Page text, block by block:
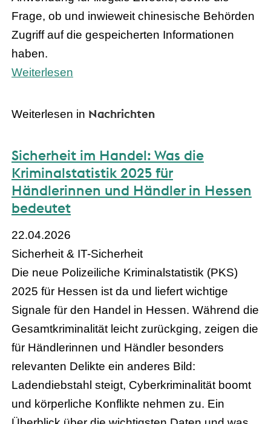
Frage, ob und inwieweit chinesische Behörden
Zugriff auf die gespeicherten Informationen
haben.
Weiterlesen
Weiterlesen in Nachrichten
Sicherheit im Handel: Was die
Kriminalstatistik 2025 für
Händlerinnen und Händler in Hessen
bedeutet
22.04.2026
Sicherheit & IT-Sicherheit
Die neue Polizeiliche Kriminalstatistik (PKS)
2025 für Hessen ist da und liefert wichtige
Signale für den Handel in Hessen. Während die
Gesamtkriminalität leicht zurückging, zeigen die
für Händlerinnen und Händler besonders
relevanten Delikte ein anderes Bild:
Ladendiebstahl steigt, Cyberkriminalität boomt
und körperliche Konflikte nehmen zu. Ein